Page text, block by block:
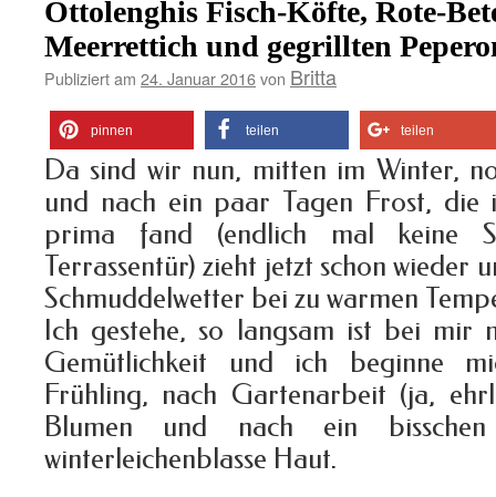
Ottolenghis Fisch-Köfte, Rote-
Meerrettich und gegrillten
Publiziert am 24. Januar 2016von Britta
pinnen teilen teilen
Da sind wir nun, mitten im Winter,
und nach ein paar Tagen Frost, die
prima fand (endlich mal keine
Terrassentür) zieht jetzt schon wieder
Schmuddelwetter bei zu warmen
Ich gestehe, so langsam ist bei mir
Gemütlichkeit und ich beginne
Frühling, nach Gartenarbeit (ja,
Blumen und nach ein
winterleichenblasse Haut.